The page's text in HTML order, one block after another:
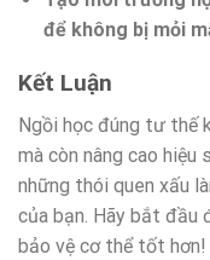
để không bị mỏi
Kết Luận
Ngồi học đúng tư thế
mà còn nâng cao
những thói quen xấu
của bạn. Hãy bắt đầu
bảo vệ cơ thể tốt hơn!